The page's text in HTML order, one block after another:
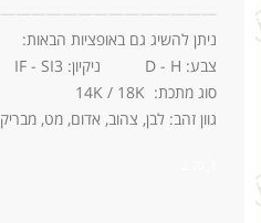
—
—
—
—
—
—
—
—
—
—
—
—
—
—
ניתן להשיג גם באופציות הבאות:
צבע: D - H ניקיון: IF - SI3
סוג מתכת: 14K / 18K
גוון זהב: לבן, צהוב, אדום, מט, מבריק